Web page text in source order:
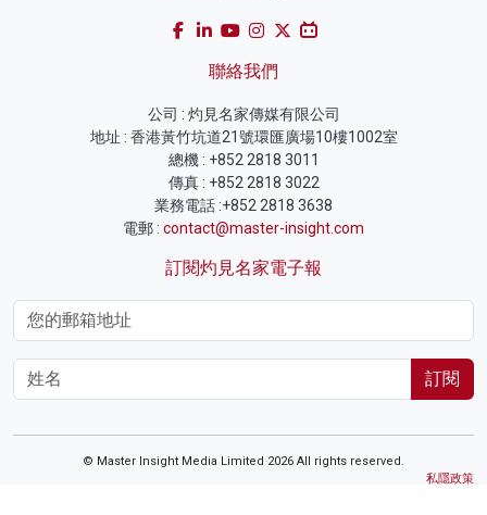
聯絡我們
公司 : 灼見名家傳媒有限公司
地址 : 香港黃竹坑道21號環匯廣場10樓1002室
總機 : +852 2818 3011
傳真 : +852 2818 3022
業務電話 :+852 2818 3638
電郵 : contact@master-insight.com
訂閱灼見名家電子報
訂閱
© Master Insight Media Limited 2026 All rights reserved.
私隱政策